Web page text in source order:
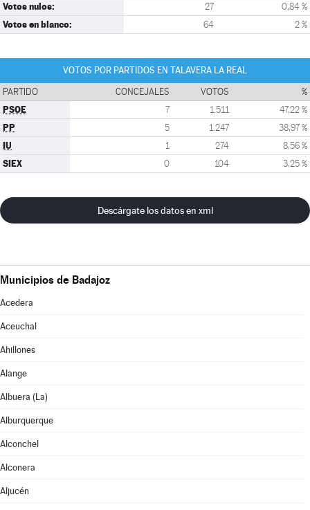
Votos nulos: 27 0,84 %
Votos en blanco: 64 2 %
VOTOS POR PARTIDOS EN TALAVERA LA REAL
PARTIDO CONCEJALES VOTOS %
PSOE 7 1.511 47,22 %
PP 5 1.247 38,97 %
IU 1 274 8,56 %
SIEX 0 104 3,25 %
Descárgate los datos en xml
Municipios de Badajoz
Acedera
Aceuchal
Ahillones
Alange
Albuera (La)
Alburquerque
Alconchel
Alconera
Aljucén